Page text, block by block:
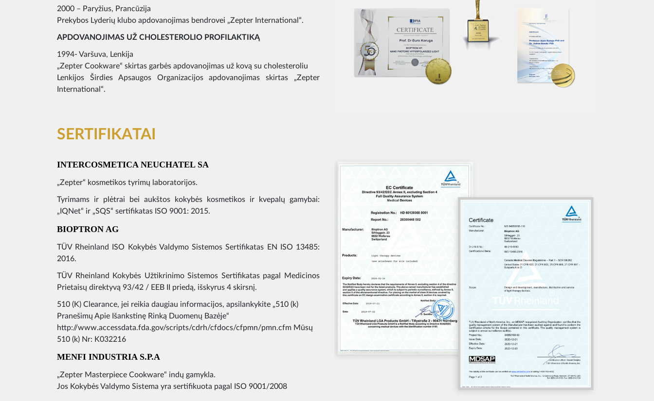
2000 – Paryžius, Prancūzija
Prekybos Lyderių klubo apdovanojimas bendrovei „Zepter International“.
APDOVANOJIMAS UŽ CHOLESTEROLIO PROFILAKTIKĄ
1994- Varšuva, Lenkija
„Zepter Cookware“ skirtas garbės apdovanojimas už kovą su cholesteroliu
Lenkijos Širdies Apsaugos Organizacijos apdovanojimas skirtas „Zepter
International“.
SERTIFIKATAI
INTERCOSMETICA NEUCHATEL SA
„Zepter“ kosmetikos tyrimų laboratorijos.
Tyrimams ir plėtrai bei aukštos kokybės kosmetikos ir kvepalų gamybai:
„IQNet“ ir „SQS“ sertifikatas ISO 9001: 2015.
BIOPTRON AG
TÜV Rheinland ISO Kokybės Valdymo Sistemos Sertifikatas EN ISO 13485:
2016.
TÜV Rheinland Kokybės Užtikrinimo Sistemos Sertifikatas pagal Medicinos
Prietaisų direktyvą 93/42 / EEB II priedą, išskyrus 4 skirsnį.
510 (K) Clearance, jei reikia daugiau informacijos, apsilankykite „510 (k)
Pranešimų Apie Išankstinę Rinką Duomenų Bazėje“
http://www.accessdata.fda.gov/scripts/cdrh/cfdocs/cfpmn/pmn.cfm Mūsų
510 (k) Nr: K032216
MENFI INDUSTRIA S.P.A
„Zepter Masterpiece Cookware“ indų gamykla.
Jos Kokybės Valdymo Sistema yra sertifikuota pagal ISO 9001/2008